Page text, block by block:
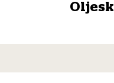
Mekonomen
Les mer